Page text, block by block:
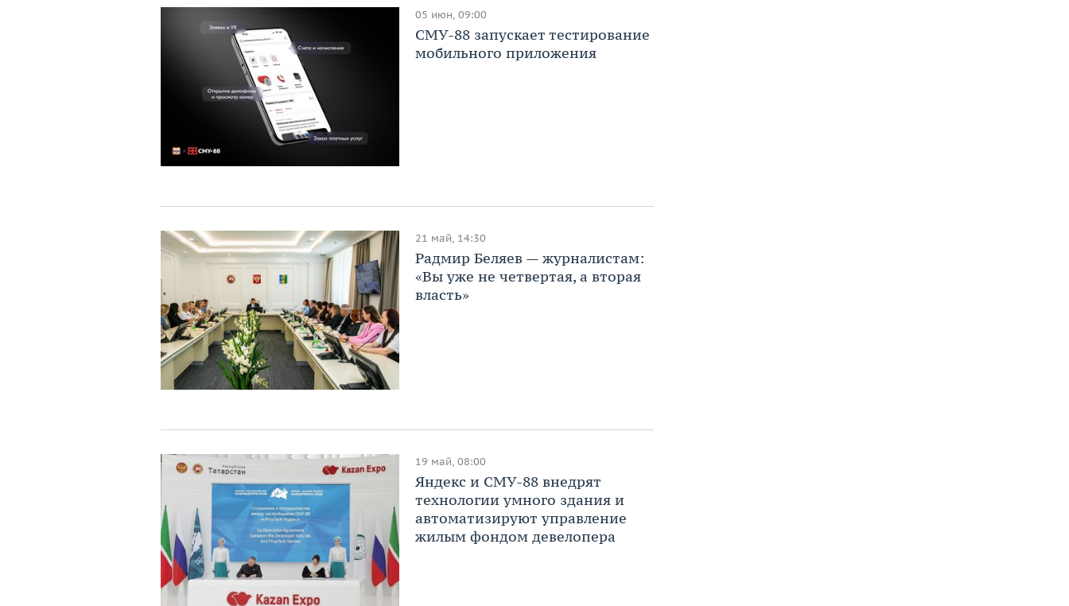
05 июн, 09:00
СМУ-88 запускает тестирование
мобильного приложения
21 май, 14:30
Радмир Беляев — журналистам:
«Вы уже не четвертая, а вторая
власть»
19 май, 08:00
Яндекс и СМУ-88 внедрят
технологии умного здания и
автоматизируют управление
жилым фондом девелопера